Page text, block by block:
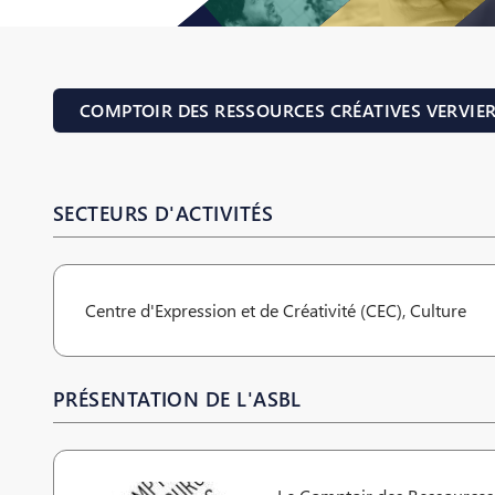
COMPTOIR DES RESSOURCES CRÉATIVES
SECTEURS D'ACTIVITÉS
Centre d'Expression et de Créativité (CEC), Culture
PRÉSENTATION DE L'ASBL